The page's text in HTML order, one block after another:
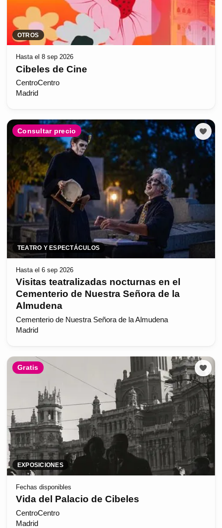
OTROS
Hasta el 8 sep 2026
Cibeles de Cine
CentroCentro
Madrid
Consultar precio
TEATRO Y ESPECTÁCULOS
Hasta el 6 sep 2026
Visitas teatralizadas nocturnas en el
Cementerio de Nuestra Señora de la
Almudena
Cementerio de Nuestra Señora de la Almudena
Madrid
Gratis
EXPOSICIONES
Fechas disponibles
Vida del Palacio de Cibeles
CentroCentro
Madrid